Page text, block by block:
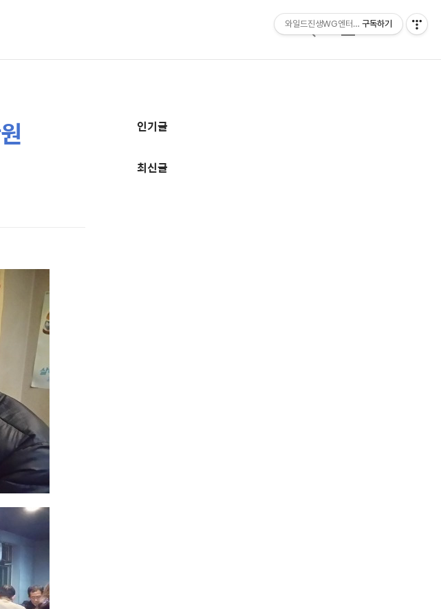
검
메
추
정
인기글
최신글
와일드진생WG엔터테인먼트
구독하기